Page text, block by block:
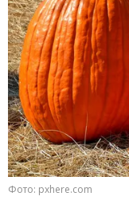
Фото: pxhere.com